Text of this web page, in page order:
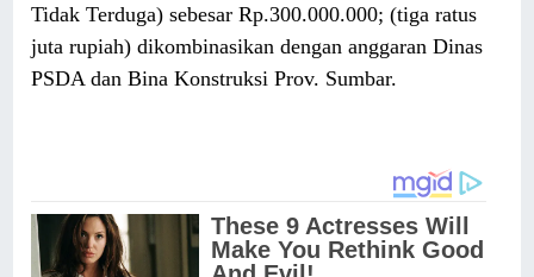
Tidak Terduga) sebesar Rp.300.000.000; (tiga ratus
juta rupiah) dikombinasikan dengan anggaran Dinas
PSDA dan Bina Konstruksi Prov. Sumbar.